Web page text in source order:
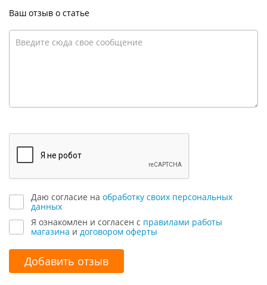
Ваш отзыв о статье
Даю согласие на обработку своих персональных
данных
Я ознакомлен и согласен с правилами работы
магазина и договором оферты
Добавить отзыв